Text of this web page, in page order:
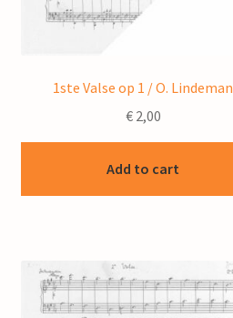
1ste Valse op 1 / O. Lindeman
€2,00
Add to cart